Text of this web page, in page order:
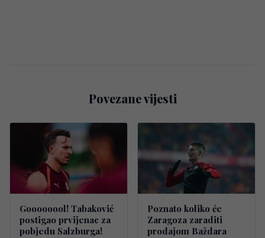
Povezane vijesti
Goooooool! Tabaković
postigao prvijenac za
pobjedu Salzburga!
Poznato koliko će
Zaragoza zaraditi
prodajom Baždara